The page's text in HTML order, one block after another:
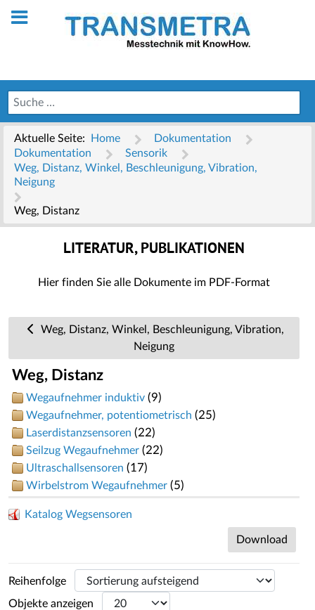
Aktuelle Seite: Home
Dokumentation
Dokumentation
Sensorik
Weg, Distanz, Winkel, Beschleunigung, Vibration,
Neigung
Weg, Distanz
LITERATUR, PUBLIKATIONEN
Hier finden Sie alle Dokumente im PDF-Format
Weg, Distanz, Winkel, Beschleunigung, Vibration,
Neigung
Weg, Distanz
Wegaufnehmer induktiv (9)
Wegaufnehmer, potentiometrisch (25)
Laserdistanzsensoren (22)
Seilzug Wegaufnehmer (22)
Ultraschallsensoren (17)
Wirbelstrom Wegaufnehmer (5)
Katalog Wegsensoren
Download
Reihenfolge
Objekte anzeigen